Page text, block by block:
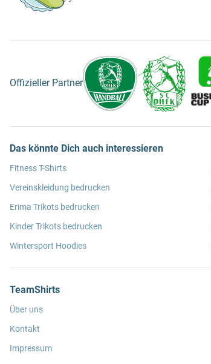
Offizieller Partner
Das könnte Dich auch interessieren
Fitness T-Shirts
Vereinskleidung bedrucken
Erima Trikots bedrucken
Kinder Trikots bedrucken
Wintersport Hoodies
TeamShirts
Über uns
Kontakt
Impressum